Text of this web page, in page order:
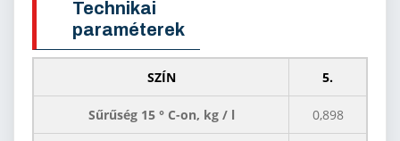
Technikai
paraméterek
SZÍN 5.
Sűrűség 15 ° C-on, kg / l 0,898